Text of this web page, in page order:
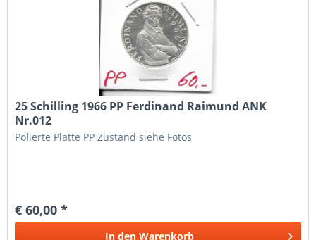
25 Schilling 1966 PP Ferdinand Raimund ANK
Nr.012
Polierte Platte PP Zustand siehe Fotos
€ 60,00 *
In den Warenkorb